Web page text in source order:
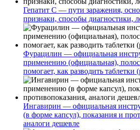
Гепатит С — пути заражения,
признаки, способы диагностики,
Фурацилин — официальная
применению (официальная),
помогает, как разводить таблетки
Ингавирин — официальная
(в форме капсул), показания и
аналоги дешевле